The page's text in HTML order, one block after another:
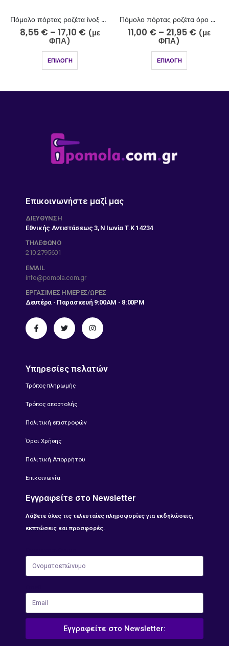
Πόμολο πόρτας ροζέτα ίνοξ 252-13/2
8,55 € – 17,10 € (με
ΦΠΑ)
ΕΠΙΛΟΓΉ
Πόμολο πόρτας ροζέτα όρο ματ – όρο 224-15-11/2
11,00 € – 21,95 € (με
ΦΠΑ)
ΕΠΙΛΟΓΉ
Επικοινωνήστε μαζί μας
ΔΙΕΎΘΥΝΣΗ
Εθνικής Αντιστάσεως 3, Ν Ιωνία Τ.Κ 14234
ΤΗΛΕΦΩΝΟ
210 2795601
EMAIL
info@pomola.com.gr
ΕΡΓΆΣΙΜΕΣ ΗΜΈΡΕΣ/ΏΡΕΣ
Δευτέρα - Παρασκευή 9:00AM - 8:00PM
Υπηρεσίες πελατών
Τρόπος πληρωμής
Τρόπος αποστολής
Πολιτική επιστροφών
Όροι Χρήσης
Πολιτική Απορρήτου
Επικοινωνία
Εγγραφείτε στο Newsletter
Λάβετε όλες τις τελευταίες πληροφορίες για εκδηλώσεις,
εκπτώσεις και προσφορές.
Εγγραφείτε στο Newsletter: